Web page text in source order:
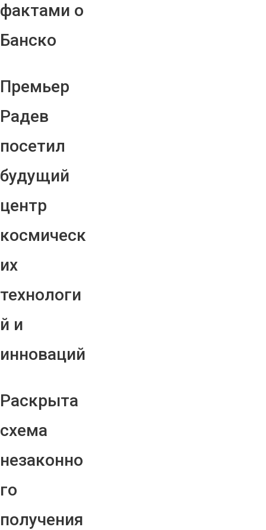
фактами о
Банско
Премьер
Радев
посетил
будущий
центр
космическ
их
технологи
й и
инноваций
Раскрыта
схема
незаконно
го
получения